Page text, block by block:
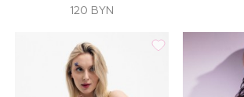
120 BYN